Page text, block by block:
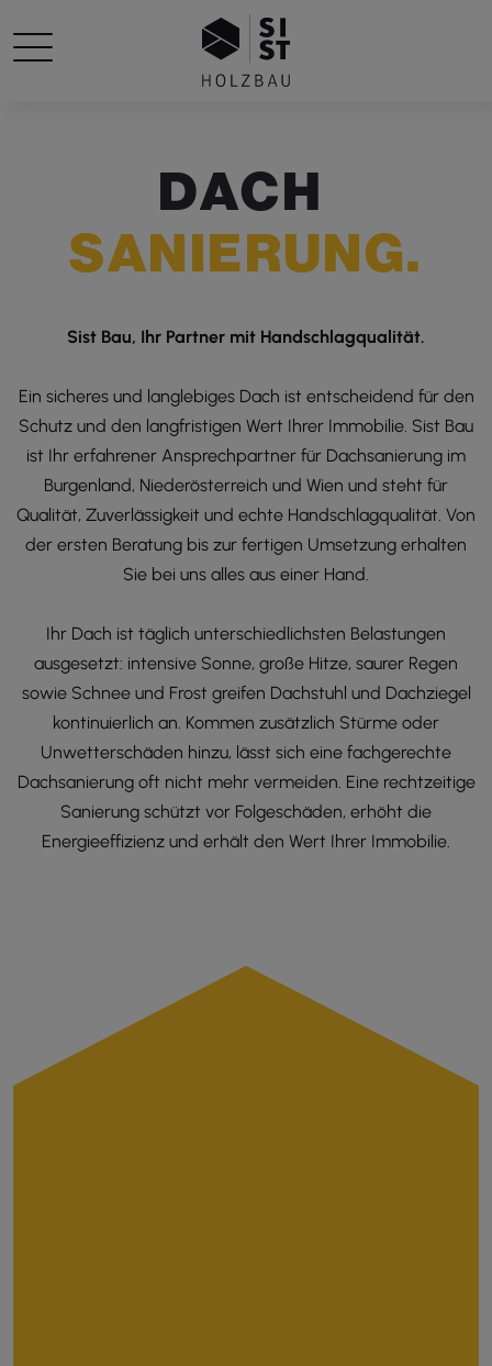
DACH
SANIERUNG.
Sist Bau, Ihr Partner mit Handschlagqualität.
Ein sicheres und langlebiges Dach ist entscheidend für den
Schutz und den langfristigen Wert Ihrer Immobilie. Sist Bau
ist Ihr erfahrener Ansprechpartner für Dachsanierung im
Burgenland, Niederösterreich und Wien und steht für
Qualität, Zuverlässigkeit und echte Handschlagqualität. Von
der ersten Beratung bis zur fertigen Umsetzung erhalten
Sie bei uns alles aus einer Hand.
Ihr Dach ist täglich unterschiedlichsten Belastungen
ausgesetzt: intensive Sonne, große Hitze, saurer Regen
sowie Schnee und Frost greifen Dachstuhl und Dachziegel
kontinuierlich an. Kommen zusätzlich Stürme oder
Unwetterschäden hinzu, lässt sich eine fachgerechte
Dachsanierung oft nicht mehr vermeiden. Eine rechtzeitige
Sanierung schützt vor Folgeschäden, erhöht die
Energieeffizienz und erhält den Wert Ihrer Immobilie.